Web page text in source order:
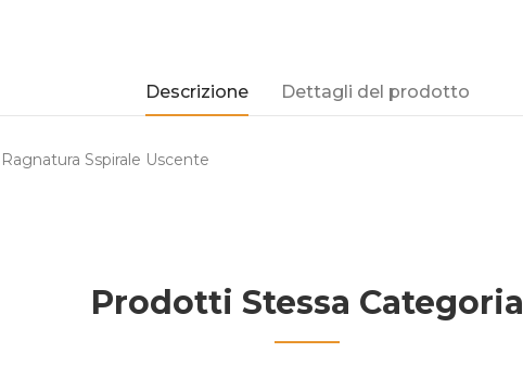
Descrizione Dettagli del prodotto
Sspirale Uscente
Prodotti Stessa Categoria